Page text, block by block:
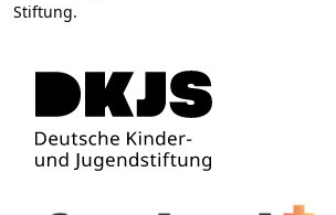
Stiftung.